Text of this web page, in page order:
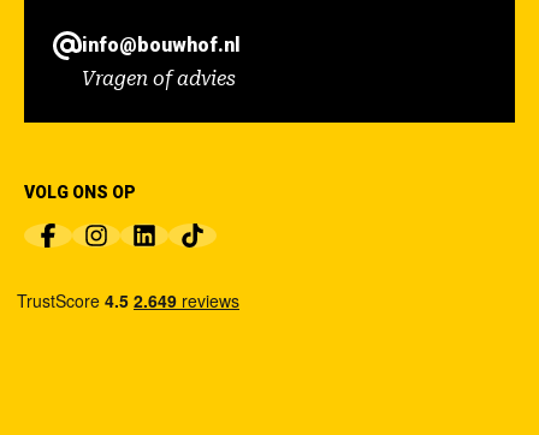
info@bouwhof.nl
Vragen of advies
VOLG ONS OP